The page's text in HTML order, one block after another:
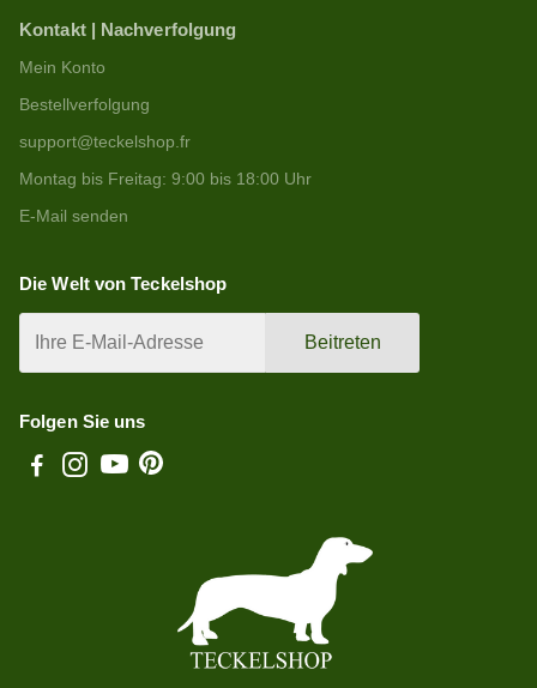
Kontakt | Nachverfolgung
Mein Konto
Bestellverfolgung
support@teckelshop.fr
Montag bis Freitag: 9:00 bis 18:00 Uhr
E-Mail senden
Die Welt von Teckelshop
Beitreten
Folgen Sie uns